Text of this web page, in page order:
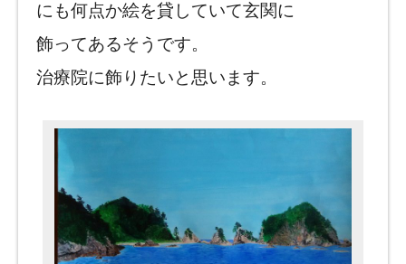
にも何点か絵を貸していて玄関に
飾ってあるそうです。
治療院に飾りたいと思います。